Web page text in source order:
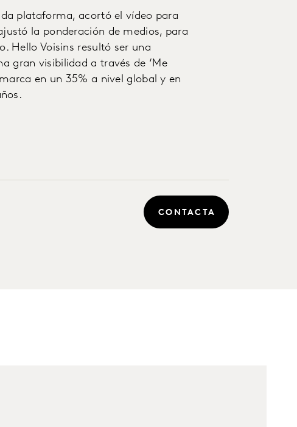
plataforma, acortó el vídeo para
la ponderación de medios, para
Hello Voisins resultó ser una
gran visibilidad a través de ‘Me
en un 35% a nivel global y en
CONTACTA